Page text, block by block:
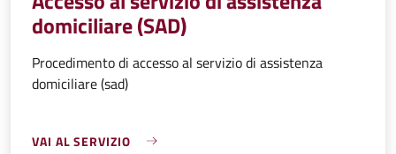
domiciliare (SAD)
Procedimento di accesso al servizio di assistenza
domiciliare (sad)
VAI AL SERVIZIO